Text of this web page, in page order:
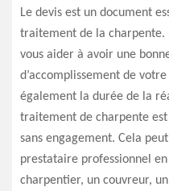
Le devis est un document
traitement de la charpente.
vous aider à avoir une
d’accomplissement de
également la durée de la
traitement de charpente
sans engagement. Cela
prestataire professionnel
charpentier, un couvreur,